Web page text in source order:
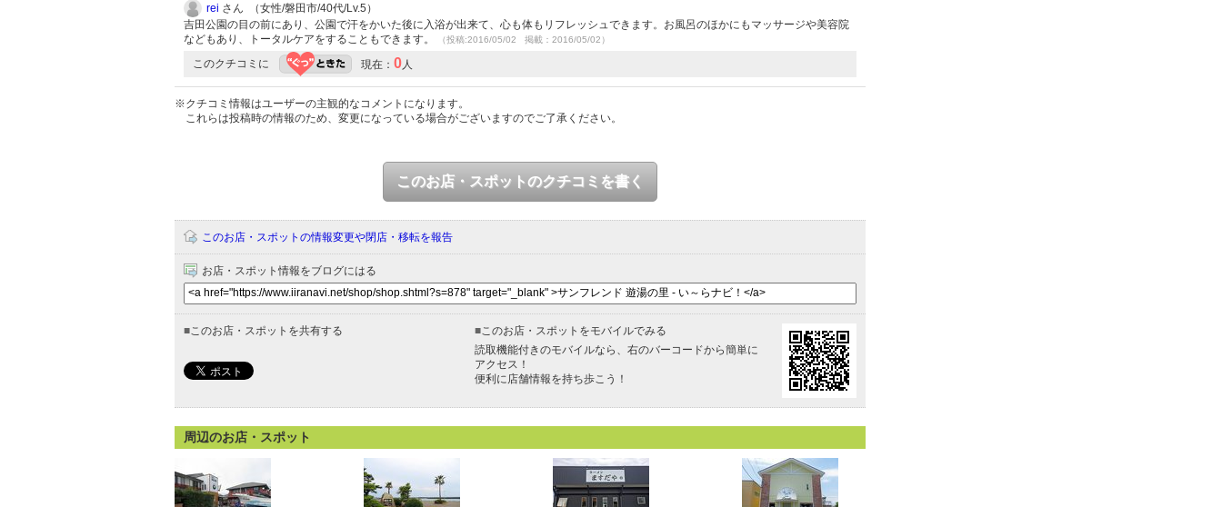
rei さん （女性/磐田市/40代/Lv.5）
吉田公園の目の前にあり、公園で汗をかいた後に入浴が出来て、心も体もリフレッシュできます。お風呂のほかにもマッサージや美容院
などもあり、トータルケアをすることもできます。
（投稿:2016/05/02 掲載：2016/05/02）
このクチコミに 現在： 0 人
※クチコミ情報はユーザーの主観的なコメントになります。
これらは投稿時の情報のため、変更になっている場合がございますのでご了承ください。
このお店・スポットのクチコミを書く
このお店・スポットの情報変更や閉店・移転を報告
お店・スポット情報をブログにはる
■ このお店・スポットを共有する ■ このお店・スポットをモバイルでみる
読取機能付きのモバイルなら、右のバーコードから簡単に
アクセス！
便利に店舗情報を持ち歩こう！
周辺のお店・スポット